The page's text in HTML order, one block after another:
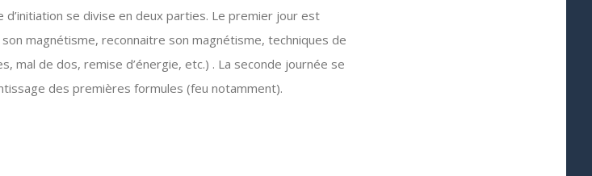
se divise en deux parties. Le premier jour est
magnétisme, reconnaitre son magnétisme, techniques de
mal de dos, remise d’énergie, etc.) . La seconde journée se
des premières formules (feu notamment).